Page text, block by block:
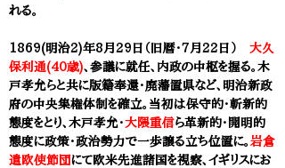
れる。
1869(明治2)年8月29日（旧暦・7月22日） 大久
保利通(40歳)、参議に就任、内政の中枢を握る。 木
戸孝允らと共に版籍奉還・廃藩置県など、明治新政
府の中央集権体制を確立。当初は保守的・斬新的
態度をとり、 木戸孝允・大隈重信ら革新的・開明的
態度に政策・政治勢力で一歩譲る立ち位置に。 岩倉
遣欧使節団にて欧米先進諸国を視察、イギリスにお